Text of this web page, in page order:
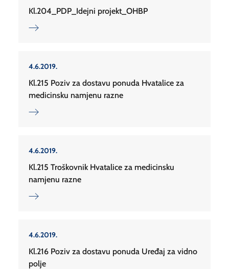
Kl.204_PDP_Idejni projekt_OHBP
4.6.2019.
Kl.215 Poziv za dostavu ponuda Hvatalice za
medicinsku namjenu razne
4.6.2019.
Kl.215 Troškovnik Hvatalice za medicinsku
namjenu razne
4.6.2019.
Kl.216 Poziv za dostavu ponuda Uređaj za vidno
polje